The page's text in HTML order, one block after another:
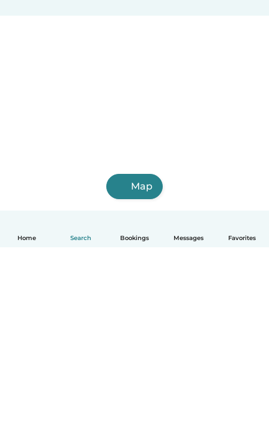
Home Search Bookings Messages Favorites
Map